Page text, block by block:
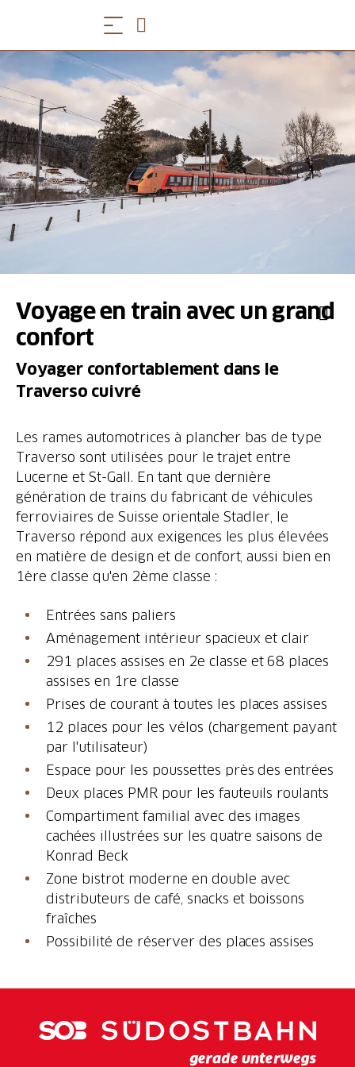
Voyage en train avec un grand
confort
Voyager confortablement dans le
Traverso cuivré
Les rames automotrices à plancher bas de type
Traverso sont utilisées pour le trajet entre
Lucerne et St-Gall. En tant que dernière
génération de trains du fabricant de véhicules
ferroviaires de Suisse orientale Stadler, le
Traverso répond aux exigences les plus élevées
en matière de design et de confort, aussi bien en
1ère classe qu'en 2ème classe :
Entrées sans paliers
Aménagement intérieur spacieux et clair
291 places assises en 2e classe et 68 places
assises en 1re classe
Prises de courant à toutes les places assises
12 places pour les vélos (chargement payant
par l'utilisateur)
Espace pour les poussettes près des entrées
Deux places PMR pour les fauteuils roulants
Compartiment familial avec des images
cachées illustrées sur les quatre saisons de
Konrad Beck
Zone bistrot moderne en double avec
distributeurs de café, snacks et boissons
fraîches
Possibilité de réserver des places assises